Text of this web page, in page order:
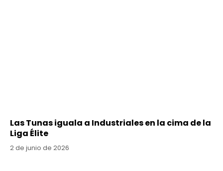
Las Tunas iguala a Industriales en la cima de la
Liga Élite
2 de junio de 2026